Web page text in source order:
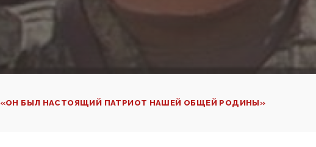
«ОН БЫЛ НАСТОЯЩИЙ ПАТРИОТ НАШЕЙ ОБЩЕЙ РОДИНЫ»